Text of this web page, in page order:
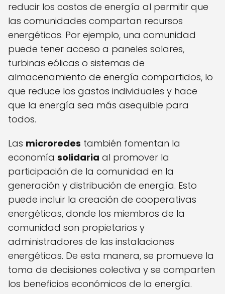
reducir los costos de energía al permitir que
las comunidades compartan recursos
energéticos. Por ejemplo, una comunidad
puede tener acceso a paneles solares,
turbinas eólicas o sistemas de
almacenamiento de energía compartidos, lo
que reduce los gastos individuales y hace
que la energía sea más asequible para
todos.
Las microredes también fomentan la
economía solidaria al promover la
participación de la comunidad en la
generación y distribución de energía. Esto
puede incluir la creación de cooperativas
energéticas, donde los miembros de la
comunidad son propietarios y
administradores de las instalaciones
energéticas. De esta manera, se promueve la
toma de decisiones colectiva y se comparten
los beneficios económicos de la energía.